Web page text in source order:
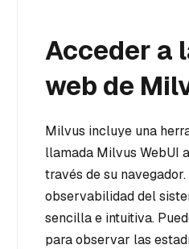
Acceder a
web de
Milvus incluye una
llamada Milvus WebUI
través de su
observabilidad del
sencilla e intuitiva.
para observar las